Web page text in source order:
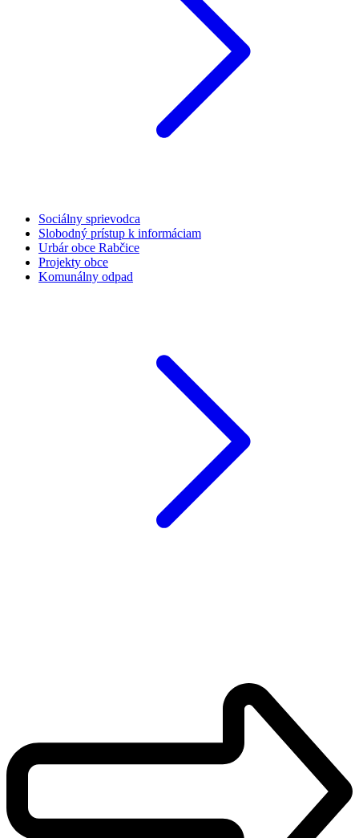
Sociálny sprievodca
Slobodný prístup k informáciam
Urbár obce Rabčice
Projekty obce
Komunálny odpad